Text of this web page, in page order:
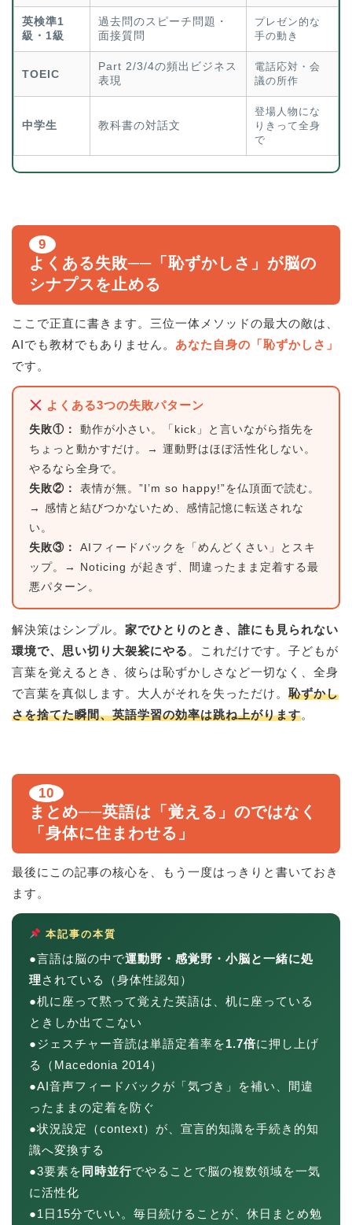
英検準1
級・1級
過去問のスピーチ問題・
面接質問
プレゼン的な
手の動き
TOEIC
Part 2/3/4の頻出ビジネス
表現
電話応対・会
議の所作
中学生 教科書の対話文
登場人物にな
りきって全身
で
9
よくある失敗──「恥ずかしさ」が脳の
シナプスを止める
ここで正直に書きます。三位一体メソッドの最大の敵は、
AIでも教材でもありません。 あなた自身の「恥ずかしさ」
です。
よくある3つの失敗パターン
失敗①：
動作が小さい。「kick」と言いながら指先を
ちょっと動かすだけ。→ 運動野はほぼ活性化しない。
やるなら全身で。
失敗②：
表情が無。”I’m so happy!”を仏頂面で読む。
→ 感情と結びつかないため、感情記憶に転送されな
い。
失敗③：
AIフィードバックを「めんどくさい」とスキ
ップ。→ Noticing が起きず、間違ったまま定着する最
悪パターン。
解決策はシンプル。 家でひとりのとき、誰にも見られない
環境で、思い切り大袈裟にやる 。これだけです。子どもが
言葉を覚えるとき、彼らは恥ずかしさなど一切なく、全身
で言葉を真似します。大人がそれを失っただけ。 恥ずかし
さを捨てた瞬間、英語学習の効率は跳ね上がります。
10
まとめ──英語は「覚える」のではなく
「身体に住まわせる」
最後にこの記事の核心を、もう一度はっきりと書いておき
ます。
本記事の本質
●言語は脳の中で運動野・感覚野・小脳と一緒に処
理されている（身体性認知）
●机に座って黙って覚えた英語は、机に座っている
ときしか出てこない
●ジェスチャー音読は単語定着率を1.7倍に押し上げ
る（Macedonia 2014）
●AI音声フィードバックが「気づき」を補い、間違
ったままの定着を防ぐ
●状況設定（context）が、宣言的知識を手続き的知
識へ変換する
●3要素を 同時並行でやることで脳の複数領域を一気
に活性化
●1日15分でいい。毎日続けることが、休日まとめ勉